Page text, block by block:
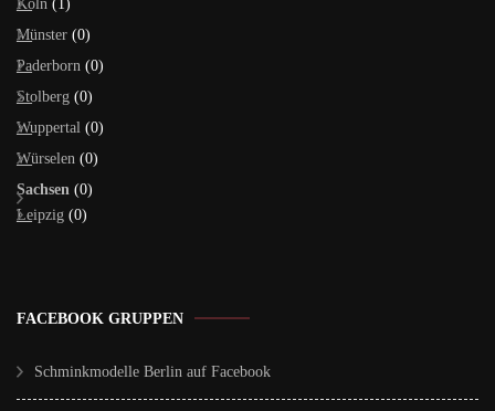
Köln (1)
Münster (0)
Paderborn (0)
Stolberg (0)
Wuppertal (0)
Würselen (0)
Sachsen (0)
Leipzig (0)
FACEBOOK GRUPPEN
Schminkmodelle Berlin auf Facebook